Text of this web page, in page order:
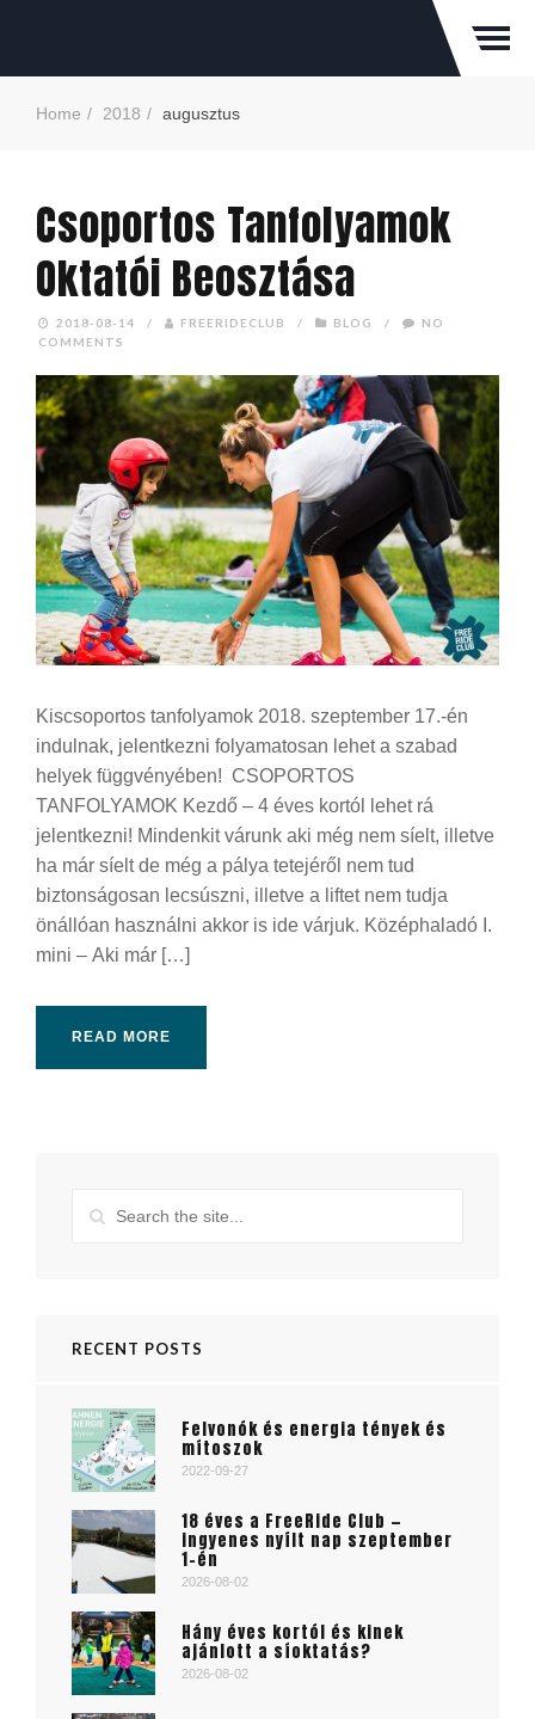
Home 2018 augusztus
Csoportos Tanfolyamok
Oktatói Beosztása
2018-08-14 / FREERIDECLUB / BLOG /
NO
COMMENTS
Kiscsoportos tanfolyamok 2018. szeptember 17.-én
indulnak, jelentkezni folyamatosan lehet a szabad
helyek függvényében! CSOPORTOS
TANFOLYAMOK Kezdő – 4 éves kortól lehet rá
jelentkezni! Mindenkit várunk aki még nem síelt, illetve
ha már síelt de még a pálya tetejéről nem tud
biztonságosan lecsúszni, illetve a liftet nem tudja
önállóan használni akkor is ide várjuk. Középhaladó I.
mini – Aki már […]
READ MORE
RECENT POSTS
Felvonók és energia tények és
mítoszok
2022-09-27
18 éves a FreeRide Club —
ingyenes nyílt nap szeptember
1-én
2026-08-02
Hány éves kortól és kinek
ajánlott a síoktatás?
2026-08-02